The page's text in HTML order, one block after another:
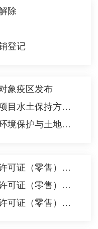
除
登记
象疫区发布
生产建设项目水土保持方案审批
矿山地质环境保护与土地复垦方案
药品经营许可证（零售）注销
药品经营许可证（零售）筹建
药品经营许可证（零售）变更（许可事项）